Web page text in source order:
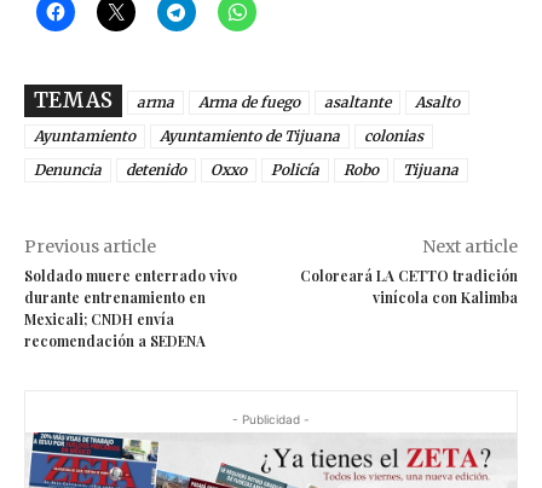
TEMAS arma Arma de fuego asaltante
Asalto
Ayuntamiento
Ayuntamiento de Tijuana
colonias
Denuncia
detenido Oxxo Policía Robo Tijuana
Previous article
Soldado muere enterrado vivo
durante entrenamiento en
Mexicali; CNDH envía
recomendación a SEDENA
Next article
Coloreará LA CETTO tradición
vinícola con Kalimba
- Publicidad -